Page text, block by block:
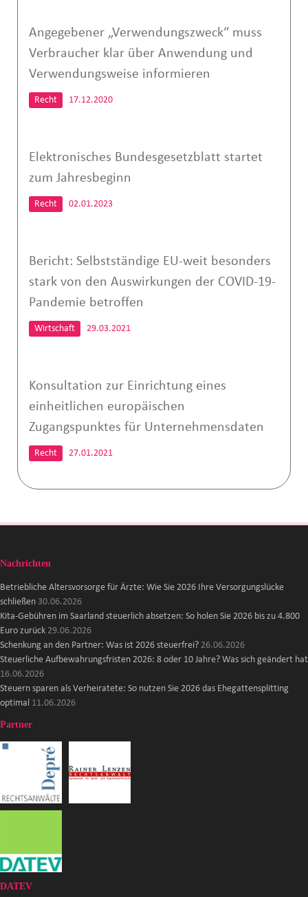
Angegebener „Verwendungszweck“ muss
Verbraucher klar über Anwendung und
Verwendungsweise informieren
Recht 17.12.2020
Elektronisches Bundesgesetzblatt startet
zum Jahresbeginn
Recht 02.01.2023
Bericht: Selbstständige EU-weit besonders
stark von den Auswirkungen der COVID-19-
Pandemie betroffen
Wirtschaft 29.03.2021
Konsultation zur Einrichtung eines
einheitlichen europäischen
Zugangspunktes für Unternehmensdaten
Recht 27.01.2021
Nachrichten
Betriebliche Altersvorsorge für Ärzte: Wie Sie 2026 Ihre Versorgungslücke
schließen 30.06.2026
Kita-Gebühren im Saarland steuerlich absetzen: So holen Sie 2026 bis zu 4.800
Euro zurück 29.06.2026
Schenkung an den Partner: Was ist 2026 steuerfrei? 26.06.2026
Steuerliche Aufbewahrungsfristen 2026: 8 oder 10 Jahre? Was sich geändert hat
16.06.2026
Steuern sparen als Verheiratete: So nutzen Sie 2026 das Ehegattensplitting
optimal 11.06.2026
Partner
DATEV